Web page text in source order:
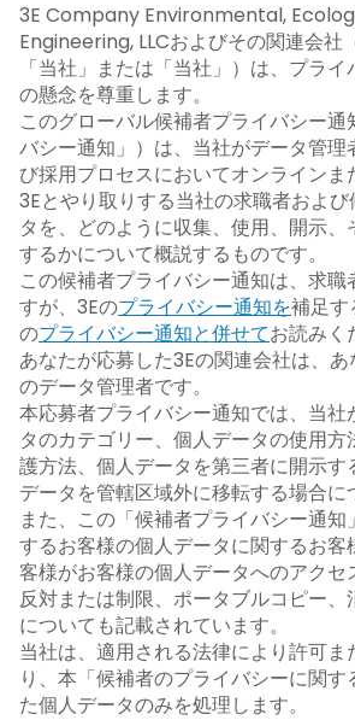
3E Company Environmental,
Engineering, LLCおよびその関連会社
「当社」または「当社」）は、プラ
の懸念を尊重します。
このグローバル候補者プライバシー通
バシー通知」）は、当社がデータ管理
び採用プロセスにおいてオンライン
3Eとやり取りする当社の求職者およ
タを、どのように収集、使用、開示
するかについて概説するものです。
この候補者プライバシー通知は、求職
すが、3Eのプライバシー通知を補足す
のプライバシー通知と併せてお読みく
あなたが応募した3Eの関連会社は、
のデータ管理者です。
本応募者プライバシー通知では、当社
タのカテゴリー、個人データの使用
護方法、個人データを第三者に開示す
データを管轄区域外に移転する場合に
また、この「候補者プライバシー通
するお客様の個人データに関するお客
客様がお客様の個人データへのアク
反対または制限、ポータブルコピー
についても記載されています。
当社は、適用される法律により許可ま
り、本「候補者のプライバシーに関
た個人データのみを処理します。